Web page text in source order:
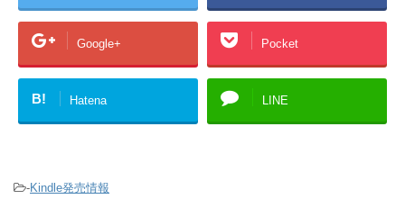
Google+ Pocket
B! Hatena LINE
-Kindle発売情報